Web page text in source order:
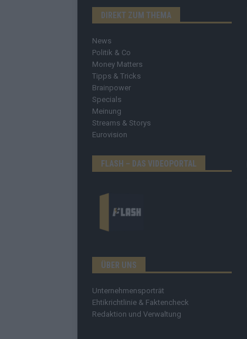
DIREKT ZUM THEMA
News
Politik & Co
Money Matters
Tipps & Tricks
Brainpower
Specials
Meinung
Streams & Storys
Eurovision
FLASH – DAS VIDEOPORTAL
ÜBER UNS
Unternehmensporträt
Ehtikrichtlinie & Faktencheck
Redaktion und Verwaltung